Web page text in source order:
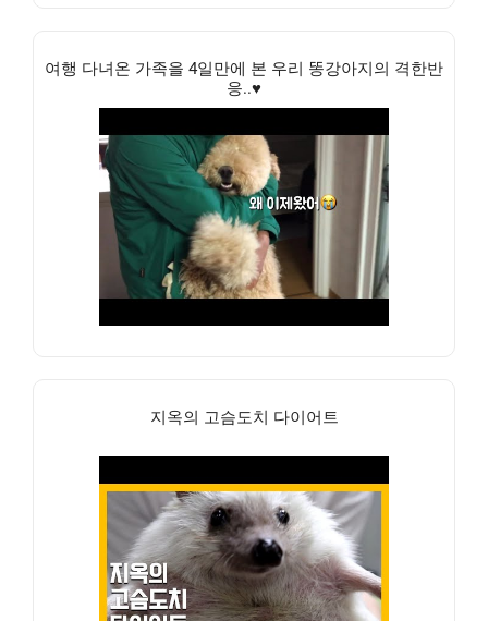
여행 다녀온 가족을 4일만에 본 우리 똥강아지의 격한반
응..♥
지옥의 고슴도치 다이어트